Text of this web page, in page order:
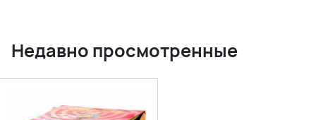
Недавно просмотренные